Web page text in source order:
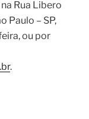
Rua Libero
Paulo – SP,
ou por
.